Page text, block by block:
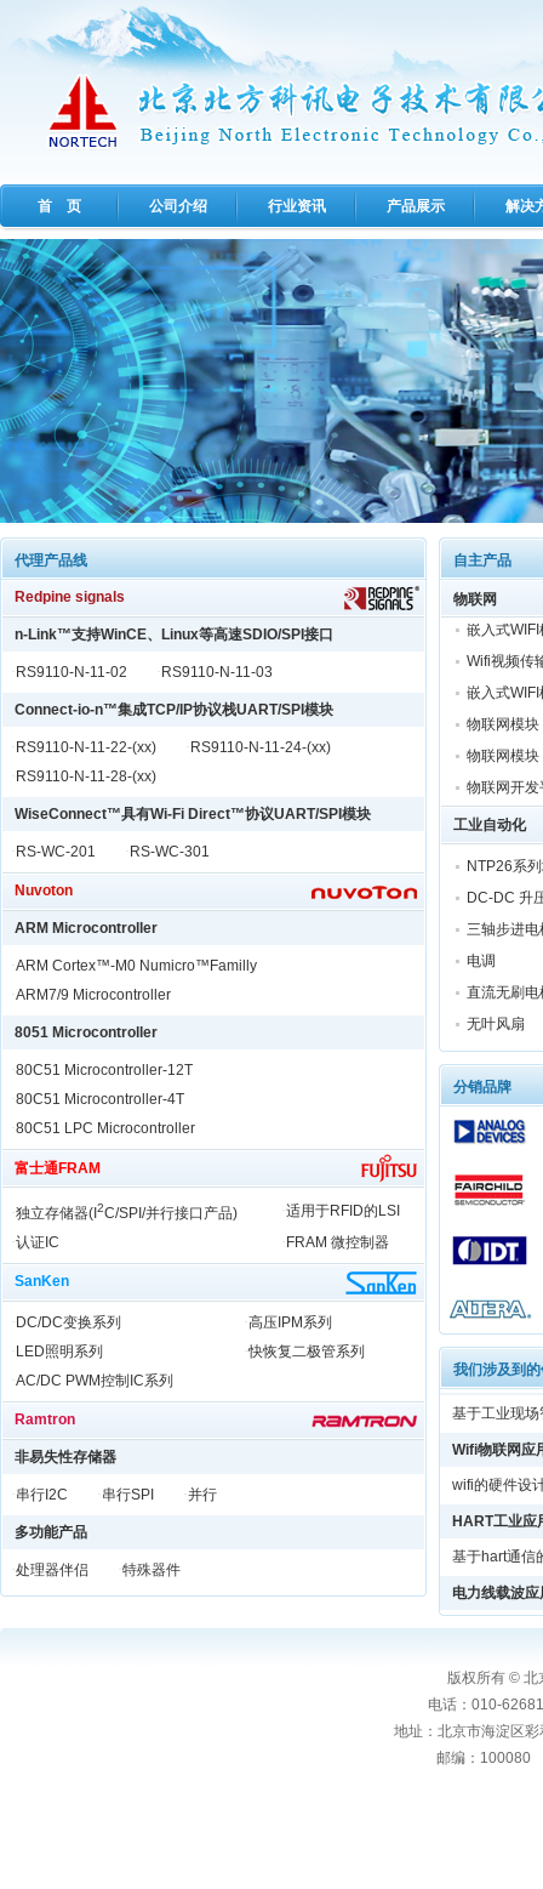
首 页 公司介绍 行业资讯 产品展示 解决
代理产品线
Redpine signals
n-Link™支持WinCE、Linux等高速SDIO/SPI接口
· RS9110-N-11-02 · RS9110-N-11-03
Connect-io-n™集成TCP/IP协议栈UART/SPI模块
· RS9110-N-11-22-(xx) · RS9110-N-11-24-(xx)
· RS9110-N-11-28-(xx)
WiseConnect™具有Wi-Fi Direct™协议UART/SPI模块
· RS-WC-201 · RS-WC-301
Nuvoton
ARM Microcontroller
·ARM Cortex™-M0 Numicro™Familly
·ARM7/9 Microcontroller
8051 Microcontroller
·80C51 Microcontroller-12T
·80C51 Microcontroller-4T
·80C51 LPC Microcontroller
富士通FRAM
·独立存储器(I 2C/SPI/并行接口产品) ·适用于RFID的LSI
·认证IC · FRAM 微控制器
SanKen
· DC/DC变换系列 ·高压IPM系列
· LED照明系列 ·快恢复二极管系列
·AC/DC PWM控制IC系列
Ramtron
非易失性存储器
·串行I2C ·串行SPI ·并行
多功能产品
·处理器伴侣 ·特殊器件
自主产品
物联网
嵌入式
Wifi视频
嵌入式
物联网模
物联网模
物联网开
物联网开
HART2线
HART4线
HART开发
电力线载波
电力线转
嵌入式
Wifi视频传
嵌入式
物联网模块
物联网模块
物联网开
HART4线
电力线载波
电力线转
工业自动化
NTP26系
DC-DC 升
三轴步进电
电调
直流无刷电
无叶风扇
分销品牌
我们涉及到
HART工业应
基于hart通信
电力线载波
步进电机软硬
直流无刷电机
无叶风扇，
CAN工业应
基于工业现
Wifi物联网应
wifi的硬件设
HART工业应
基于hart通信
电力线载波应
电力线载波
步进电机软硬
直流无刷电机
无叶风扇，
版权所有 ©
电话：010-
地址：北京市海淀区
邮编：100080